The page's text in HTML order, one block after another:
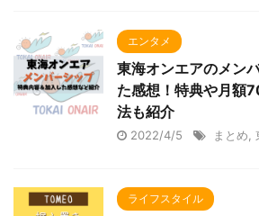
エンタメ
東海オンエアのメン
た感想！特典や月額
法も紹介
2022/4/5 まとめ,
ライフスタイル